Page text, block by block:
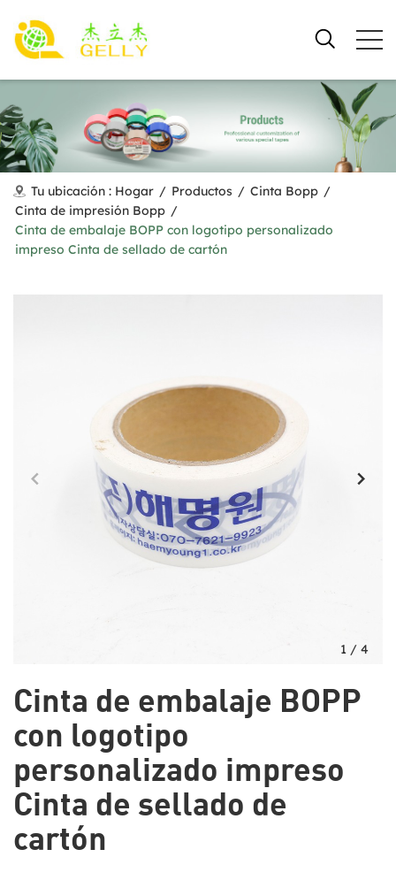
Tu ubicación : Hogar / Productos / Cinta Bopp /
Cinta de impresión Bopp /
Cinta de embalaje BOPP con logotipo personalizado
impreso Cinta de sellado de cartón
Cinta de embalaje BOPP
con logotipo
personalizado impreso
Cinta de sellado de
cartón
1 / 4